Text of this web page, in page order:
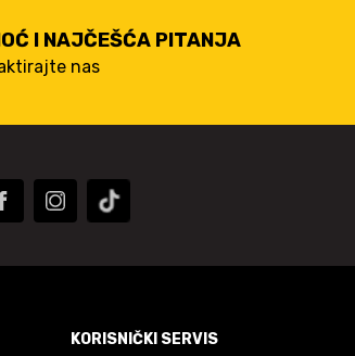
I NAJČEŠĆA PITANJA
nas
KORISNIČKI SERVIS